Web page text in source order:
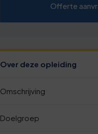
Offerte
Over deze opleiding
Omschrijving
Doelgroep